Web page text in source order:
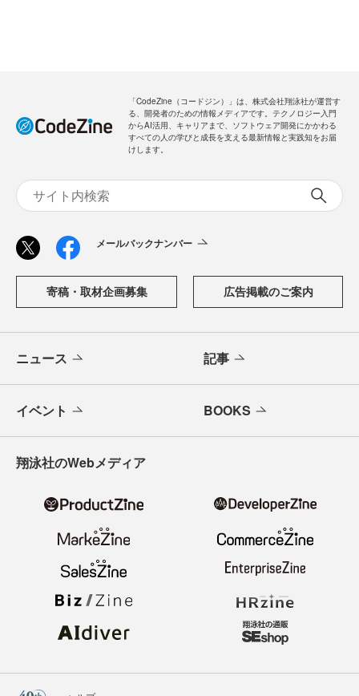
「CodeZine（コードジン）」は、株式会社翔泳社が運営す
る、開発者のための情報メディアです。テクノロジー入門
からAI活用、キャリアまで、ソフトウェア開発にかかわる
すべての人の学びと成長を支える最新情報と実践知をお届
けします。
メールバックナンバー
寄稿・取材企画募集 広告掲載のご案内
ニュース 記事
イベント BOOKS
翔泳社のWebメディア